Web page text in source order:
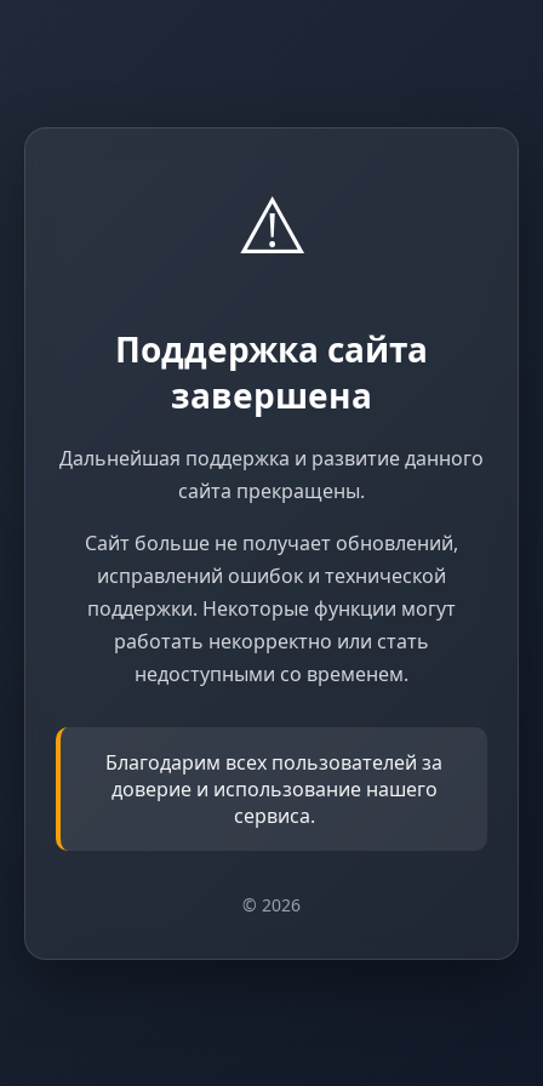
⚠️
Поддержка сайта
завершена
Дальнейшая поддержка и развитие данного
сайта прекращены.
Сайт больше не получает обновлений,
исправлений ошибок и технической
поддержки. Некоторые функции могут
работать некорректно или стать
недоступными со временем.
Благодарим всех пользователей за
доверие и использование нашего
сервиса.
© 2026